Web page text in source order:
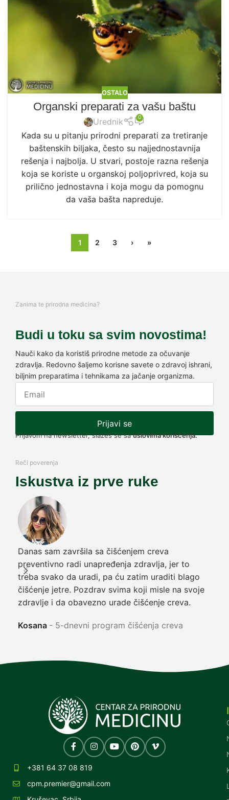
OSTALO
Organski preparati za vašu baštu
Urednik 0
Kada su u pitanju prirodni preparati za tretiranje
baštenskih biljaka, često su najjednostavnija
rešenja i najbolja. U stvari, postoje razna rešenja
koja se koriste u organskoj poljoprivred, koja su
prilično jednostavna i koja mogu da pomognu
da vaša bašta napreduje.
1 2 3 › »
Zanima te prirodna medicina?
Budi u toku sa svim novostima!
Nauči kako da koristiš prirodne metode za očuvanje
zdravlja. Redovno šaljemo korisne savete o zdravoj ishrani,
biljnim preparatima i tehnikama za jačanje organizma.
Prijavi se
Prijavom na newsletter, slažeš se sauslovima korišćenja.
Reči poverenja
Iskustva iz prve ruke
Danas sam završila sa čišćenjem creva
preventivno radi unapređenja zdravlja, jer to
treba svako da uradi, pa ću zatim uraditi blago
čišćenje jetre. Pozdrav svima koji misle na svoje
zdravlje i da obavezno urade čišćenje creva.
Kosana 5-dnevni program čišćenja creva
+381 64 37 08 819
cpm.premier@gmail.com